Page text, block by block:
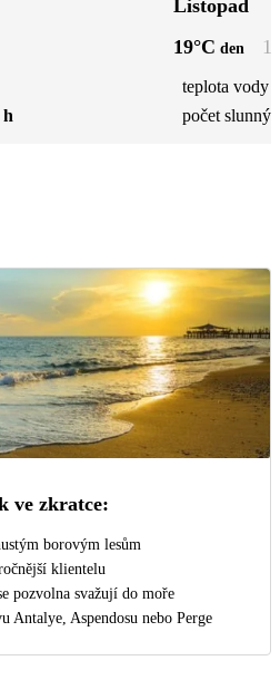
h
Listopad
19°C den
teplota vody
počet
ve zkratce:
borovým lesům
klientelu
pozvolna svažují do moře
Antalye, Aspendosu nebo Perge